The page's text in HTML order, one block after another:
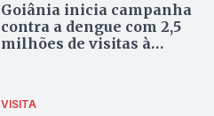
Goiânia inicia campanha
contra a dengue com 2,5
milhões de visitas à
VISITA